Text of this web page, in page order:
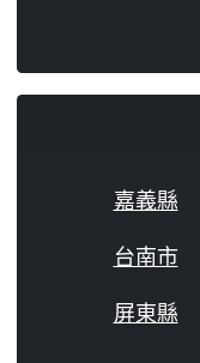
嘉義縣
台南市
屏東縣